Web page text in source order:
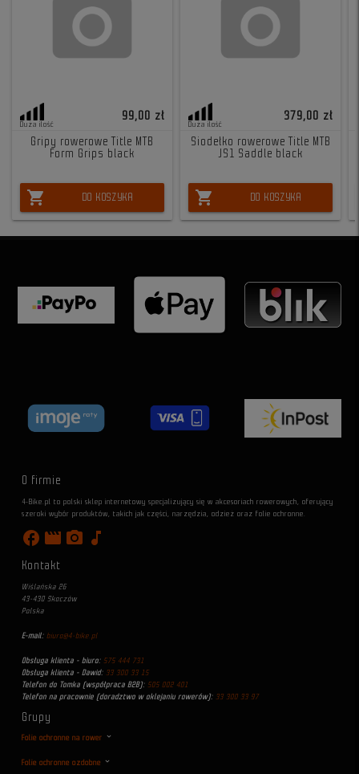
Duża ilość
99,00 zł
Gripy rowerowe Title MTB
Form Grips black
shopping_cart DO KOSZYKA
Duża ilość
379,00 zł
Siodełko rowerowe Title MTB
JS1 Saddle black
shopping_cart DO KOSZYKA
O firmie
4-Bike.pl to polski sklep internetowy specjalizujący się w akcesoriach rowerowych, oferujący
szeroki wybór produktów, takich jak części, narzędzia, odzież oraz folie ochronne.
facebook movie photo_camera music_note
Kontakt
Wiślańska 26
43-430 Skoczów
Polska
E-mail: biuro@4-bike.pl
Obsługa klienta - biuro: 575 444 731
Obsługa klienta - Dawid: 33 300 33 15
Telefon do Tomka (współpraca B2B): 505 002 401
Telefon na pracownie (doradztwo w oklejaniu rowerów): 33 300 33 97
Grupy
Folie ochronne na rower
Folie ochronne ozdobne